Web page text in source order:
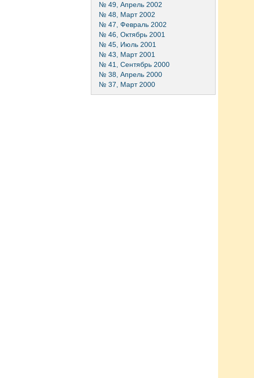
№ 49, Апрель 2002
№ 48, Март 2002
№ 47, Февраль 2002
№ 46, Октябрь 2001
№ 45, Июль 2001
№ 43, Март 2001
№ 41, Сентябрь 2000
№ 38, Апрель 2000
№ 37, Март 2000